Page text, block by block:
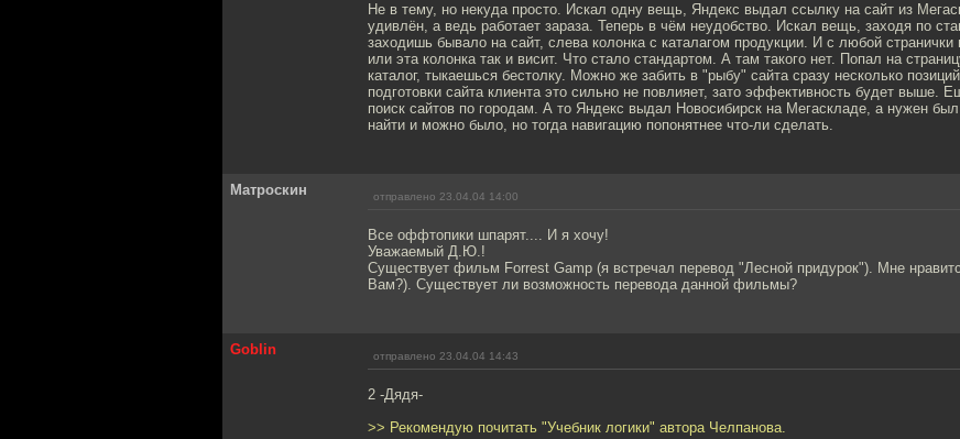
Не в тему, но некуда просто. Искал одну вещь, Яндекс выдал ссылку на сайт из
удивлён, а ведь работает зараза. Теперь в чём неудобство. Искал вещь, заходя по
заходишь бывало на сайт, слева колонка с каталагом продукции. И с любой странички
или эта колонка так и висит. Что стало стандартом. А там такого нет. Попал на
каталог, тыкаешься бестолку. Можно же забить в "рыбу" сайта сразу несколько
подготовки сайта клиента это сильно не повлияет, зато эффективность будет выше.
поиск сайтов по городам. А то Яндекс выдал Новосибирск на Мегаскладе, а нужен
найти и можно было, но тогда навигацию попонятнее что-ли сделать.
Матроскин отправлено 23.04.04 14:00
Все оффтопики шпарят.... И я хочу!
Уважаемый Д.Ю.!
Существует фильм Forrest Gamp (я встречал перевод "Лесной придурок"). Мне
Вам?). Существует ли возможность перевода данной фильмы?
Goblin отправлено 23.04.04 14:43
2 -Дядя-
>> Рекомендую почитать "Учебник логики" автора Челпанова.